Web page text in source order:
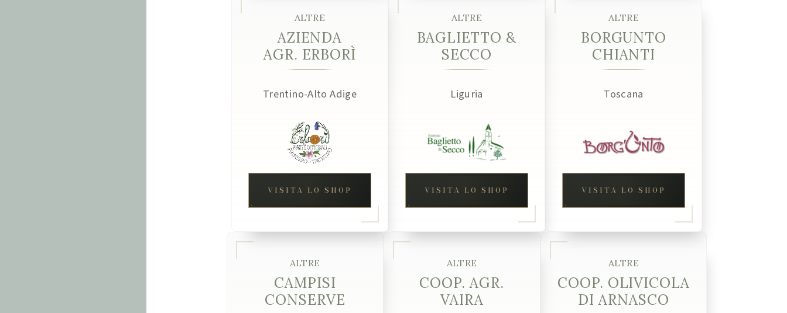
ALTRE
AZIENDA
AGR. ERBORÌ
Trentino-Alto Adige
VISITA LO SHOP
ALTRE
BAGLIETTO &
SECCO
Liguria
VISITA LO SHOP
ALTRE
BORGUNTO
CHIANTI
Toscana
VISITA LO SHOP
ALTRE
CAMPISI
CONSERVE
ALTRE
COOP. AGR.
VAIRA
ALTRE
COOP. OLIVICOLA
DI ARNASCO